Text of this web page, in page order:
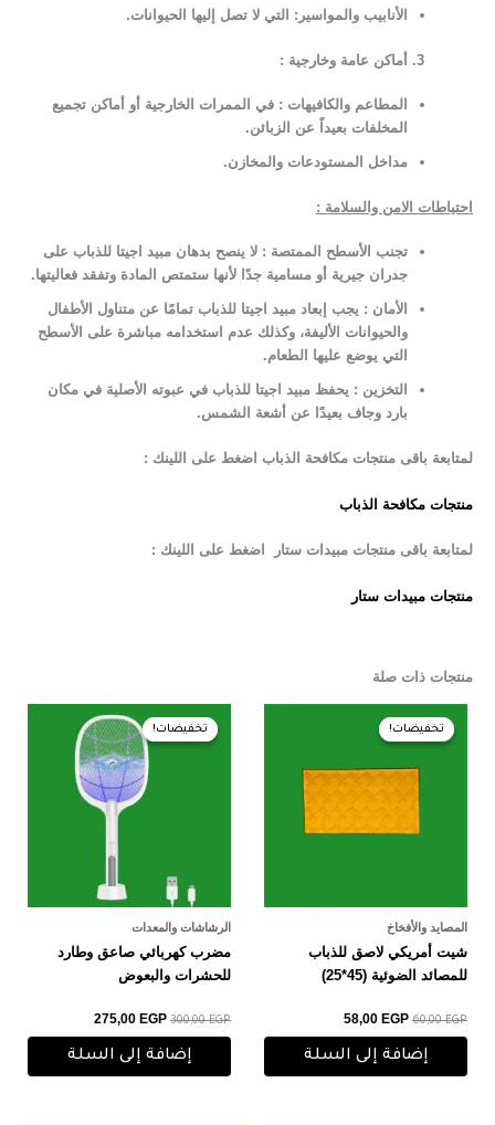
الأنابيب والمواسير: التي لا تصل إليها الحيوانات.
أماكن عامة وخارجية :
المطاعم والكافيهات : في الممرات الخارجية أو أماكن تجميع
المخلفات بعيداً عن الزبائن.
مداخل المستودعات والمخازن.
احتياطات الامن والسلامة :
تجنب الأسطح الممتصة : لا ينصح بدهان مبيد اجيتا للذباب على
جدران جيرية أو مسامية جدًا لأنها ستمتص المادة وتفقد فعاليتها.
الأمان : يجب إبعاد مبيد اجيتا للذباب تمامًا عن متناول الأطفال
والحيوانات الأليفة، وكذلك عدم استخدامه مباشرة على الأسطح
التي يوضع عليها الطعام.
التخزين : يحفظ مبيد اجيتا للذباب في عبوته الأصلية في مكان
بارد وجاف بعيدًا عن أشعة الشمس.
لمتابعة باقى منتجات مكافحة الذباب اضغط على اللينك :
منتجات مكافحة الذباب
لمتابعة باقى منتجات مبيدات ستار اضغط على اللينك :
منتجات مبيدات ستار
منتجات ذات صلة
تخفيضات!
تخفيضات!
المصايد والأفخاخ
شيت أمريكي لاصق للذباب
للمصائد الضوئية (45*25)
60,00EGP
السعر
الأصلي
هو:
58,00 EGP
السعر
إضافة إلى السلة
تخفيضات!
تخفيضات!
الرشاشات والمعدات
مضرب كهربائي صاعق وطارد
للحشرات والبعوض
300,00EGP
السعر
الأصلي
هو:
300,00 EGP.
275,00 EGP
السعر
الحالي
هو:
275,00 EGP.
إضافة إلى السلة